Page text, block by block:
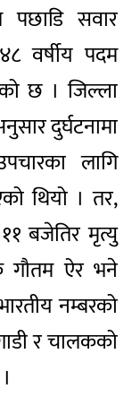
पछाडि सवार
वर्षीय पदम
छ । जिल्ला
दुर्घटनामा
लागि
थियो । तर,
बजेतिर मृत्यु
गौतम ऐर भने
नम्बरको
र चालकको